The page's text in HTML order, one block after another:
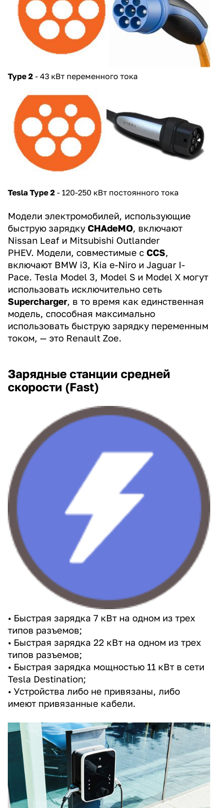
Type 2 - 43 кВт переменного тока
Tesla Type 2 - 120-250 кВт постоянного тока
Модели электромобилей, использующие
быструю зарядку CHAdeMO, включают
Nissan Leaf и Mitsubishi Outlander
PHEV. Модели, совместимые с CCS,
включают BMW i3, Kia e-Niro и Jaguar I-
Pace. Tesla Model 3, Model S и Model X могут
использовать исключительно сеть
Supercharger, в то время как единственная
модель, способная максимально
использовать быструю зарядку переменным
током, — это Renault Zoe.
Зарядные станции средней
скорости (Fast)
• Быстрая зарядка 7 кВт на одном из трех
типов разъемов;
• Быстрая зарядка 22 кВт на одном из трех
типов разъемов;
• Быстрая зарядка мощностью 11 кВт в сети
Tesla Destination;
• Устройства либо не привязаны, либо
имеют привязанные кабели.